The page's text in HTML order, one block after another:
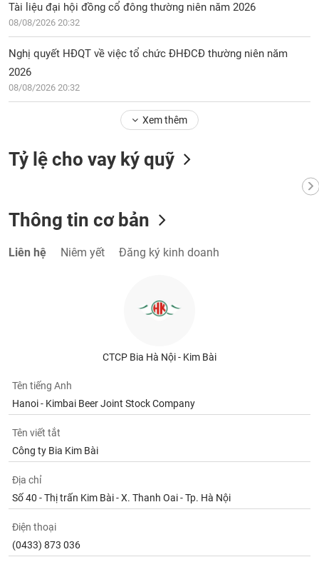
Tài liệu đại hội đồng cổ đông thường niên năm 2026
08/08/2026 20:32
Nghị quyết HĐQT về việc tổ chức ĐHĐCĐ thường niên năm
2026
08/08/2026 20:32
Xem thêm
Tỷ lệ cho vay ký quỹ
Thông tin cơ bản
Liên hệ Niêm yết Đăng ký kinh doanh
CTCP Bia Hà Nội - Kim Bài
Tên tiếng Anh
Hanoi - Kimbai Beer Joint Stock Company
Tên viết tắt
Công ty Bia Kim Bài
Địa chỉ
Số 40 - Thị trấn Kim Bài - X. Thanh Oai - Tp. Hà Nội
Điện thoại
(0433) 873 036
cụ
đầu
tư
chính
Dữ
tài